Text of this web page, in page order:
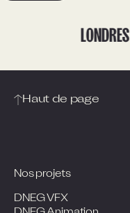
LONDRES
Haut de page
Nos projets
DNEG VFX